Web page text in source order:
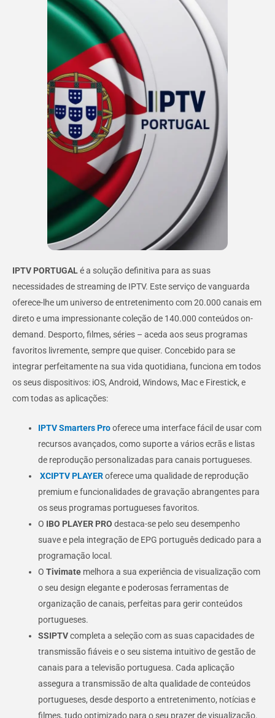
IPTV PORTUGALé a solução definitiva para as suas
necessidades de streaming de IPTV. Este serviço de vanguarda
oferece-lhe um universo de entretenimento com 20.000 canais em
direto e uma impressionante coleção de 140.000 conteúdos on-
demand. Desporto, filmes, séries – aceda aos seus programas
favoritos livremente, sempre que quiser. Concebido para se
integrar perfeitamente na sua vida quotidiana, funciona em todos
os seus dispositivos: iOS, Android, Windows, Mac e Firestick, e
com todas as aplicações:
IPTV Smarters Prooferece uma interface fácil de usar com
recursos avançados, como suporte a vários ecrãs e listas
de reprodução personalizadas para canais portugueses.
XCIPTV PLAYERoferece uma qualidade de reprodução
premium e funcionalidades de gravação abrangentes para
os seus programas portugueses favoritos.
O IBO PLAYER PRO destaca-se pelo seu desempenho
suave e pela integração de EPG português dedicado para a
programação local.
O Tivimate melhora a sua experiência de visualização com
o seu design elegante e poderosas ferramentas de
organização de canais, perfeitas para gerir conteúdos
portugueses.
SSIPTVcompleta a seleção com as suas capacidades de
transmissão fiáveis e o seu sistema intuitivo de gestão de
canais para a televisão portuguesa. Cada aplicação
assegura a transmissão de alta qualidade de conteúdos
portugueses, desde desporto a entretenimento, notícias e
filmes, tudo optimizado para o seu prazer de visualização.